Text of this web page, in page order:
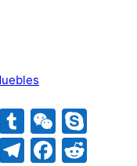
LinkedIn
Tumblr
Twitter
Telegram